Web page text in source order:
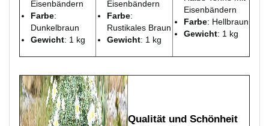
Eisenbändern
Farbe:
Dunkelbraun
Gewicht: 1 kg
Eisenbändern
Farbe:
Rustikales Braun
Gewicht: 1 kg
Eisenbändern
Farbe: Hellbraun
Gewicht: 1 kg
Qualität und Schönheit